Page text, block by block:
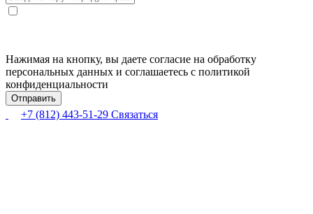
Нажимая на кнопку, вы даете согласие на обработку
персональных данных и соглашаетесь с политикой
конфиденциальности
+7 (812) 443-51-29 Связаться